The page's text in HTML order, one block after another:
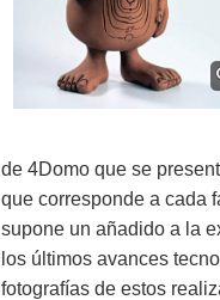
de 4Domo que se
que corresponde a cada
supone un añadido a la
los últimos avances
fotografías de estos